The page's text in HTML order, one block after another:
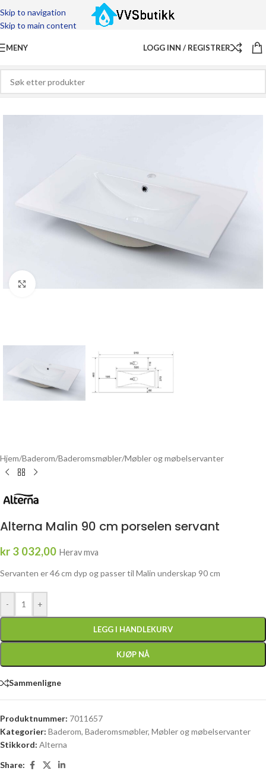
Skip to navigation
Skip to main content
MENY LOGG INN / REGISTRER
Click to enlarge
Hjem/Baderom/Baderomsmøbler/Møbler og møbelservanter
Alterna Malin 90 cm porselen servant
kr 3 032,00 Herav mva
Servanten er 46 cm dyp og passer til Malin underskap 90 cm
- +
LEGG I HANDLEKURV
KJØP NÅ
Sammenligne
Produktnummer: 7011657
Kategorier: Baderom, Baderomsmøbler, Møbler og møbelservanter
Stikkord: Alterna
Share: